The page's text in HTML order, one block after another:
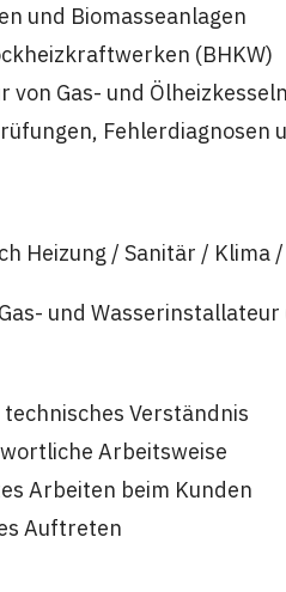
und Biomasseanlagen
(BHKW)
Gas- und Ölheizkesseln
Fehlerdiagnosen
Heizung / Sanitär / Klima
und
Verständnis
Arbeitsweise
Arbeiten beim Kunden
Auftreten